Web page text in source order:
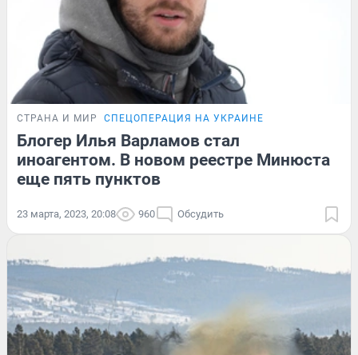
СТРАНА И МИР СПЕЦОПЕРАЦИЯ НА УКРАИНЕ
Блогер Илья Варламов стал
иноагентом. В новом реестре Минюста
еще пять пунктов
23 марта, 2023, 20:08 960 Обсудить